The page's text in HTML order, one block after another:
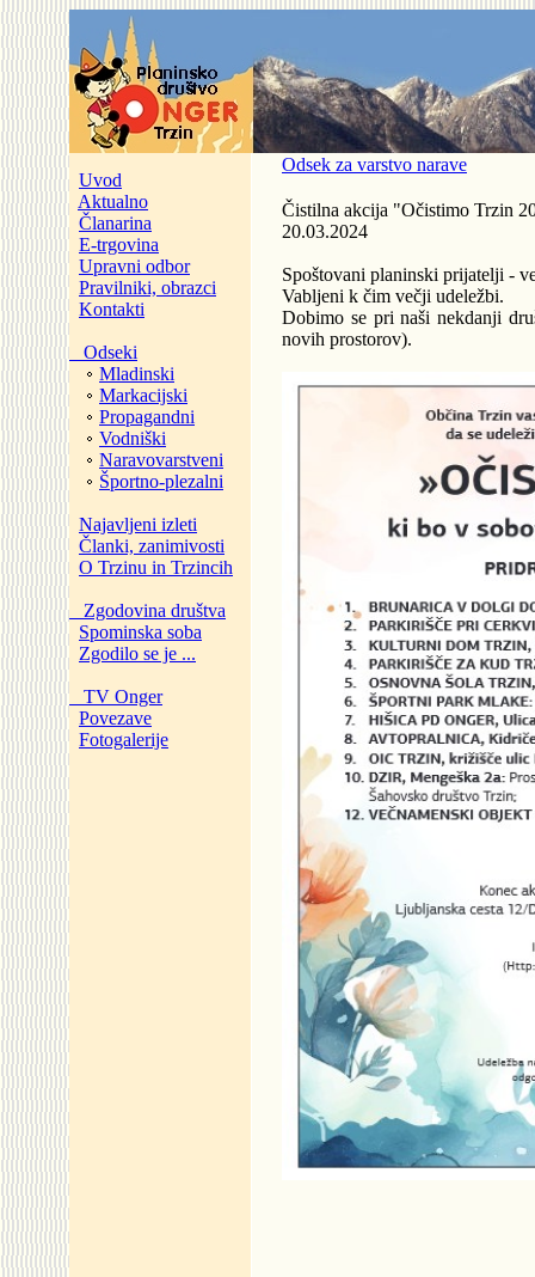
Uvod
Aktualno
Članarina
E-trgovina
Upravni odbor
Pravilniki, obrazci
Kontakti
Odseki
Mladinski
Markacijski
Propagandni
Vodniški
Naravovarstveni
Športno-plezalni
Najavljeni izleti
Članki, zanimivosti
O Trzinu in Trzincih
Zgodovina društva
Spominska soba
Zgodilo se je ...
TV Onger
Povezave
Fotogalerije
Odsek za varstvo narave
Čistilna akcija "Očistimo Trzin
20.03.2024
Spoštovani planinski prijatelji -
Vabljeni k čim večji udeležbi.
Dobimo se pri naši nekdanji
novih prostorov).